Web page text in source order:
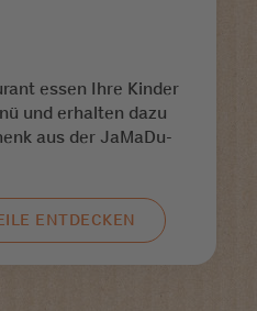
essen Ihre Kinder
und erhalten dazu
aus der JaMaDu-
ENTDECKEN